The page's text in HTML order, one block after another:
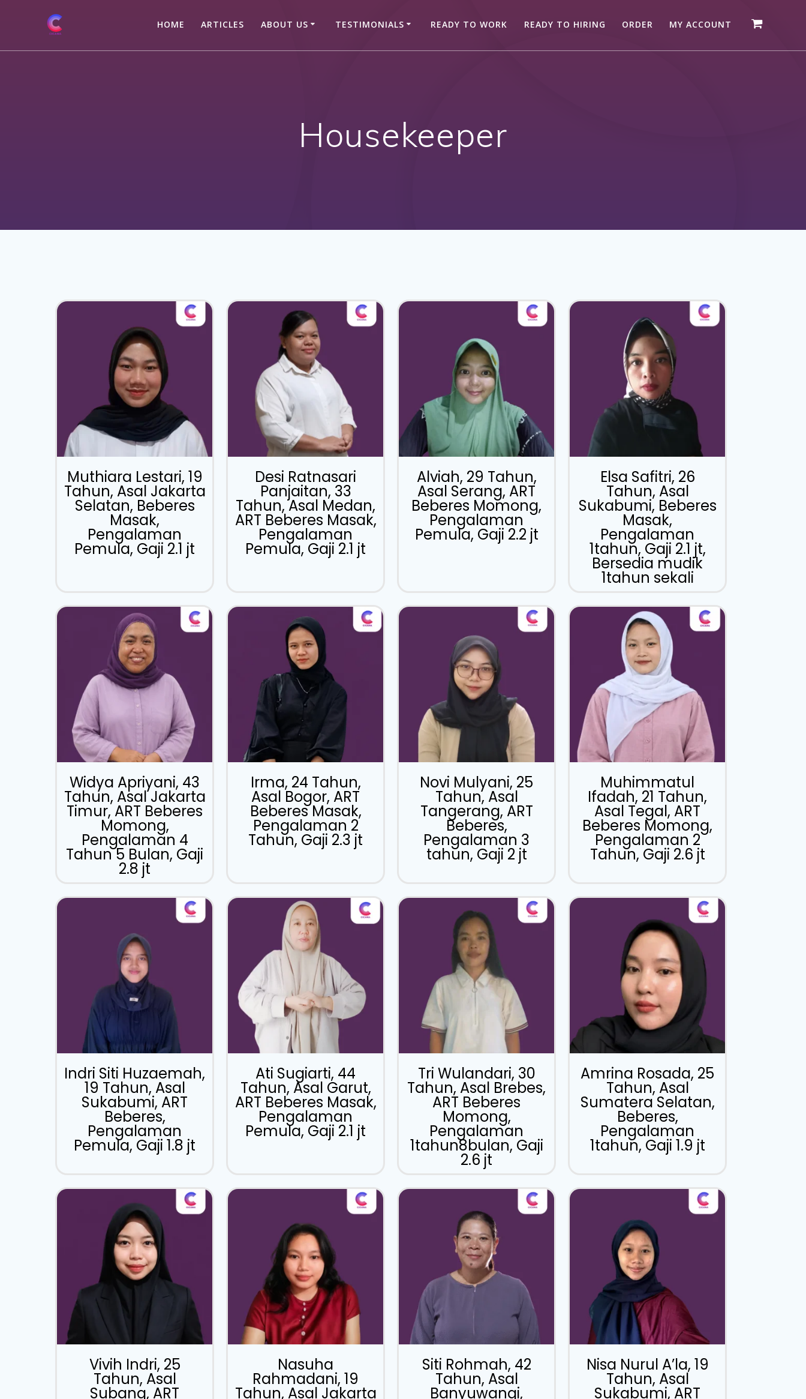
HOME ARTICLES ABOUT US TESTIMONIALS READY TO WORK READY TO HIRING ORDER MY ACCOUNT
Housekeeper
Muthiara Lestari, 19
Tahun, Asal Jakarta
Selatan, Beberes
Masak,
Pengalaman
Pemula, Gaji 2.1 jt
Desi Ratnasari
Panjaitan, 33
Tahun, Asal Medan,
ART Beberes Masak,
Pengalaman
Pemula, Gaji 2.1 jt
Alviah, 29 Tahun,
Asal Serang, ART
Beberes Momong,
Pengalaman
Pemula, Gaji 2.2 jt
Elsa Safitri, 26
Tahun, Asal
Sukabumi, Beberes
Masak,
Pengalaman
1tahun, Gaji 2.1 jt,
Bersedia mudik
1tahun sekali
Widya Apriyani, 43
Tahun, Asal Jakarta
Timur, ART Beberes
Momong,
Pengalaman 4
Tahun 5 Bulan, Gaji
2.8 jt
Irma, 24 Tahun,
Asal Bogor, ART
Beberes Masak,
Pengalaman 2
Tahun, Gaji 2.3 jt
Novi Mulyani, 25
Tahun, Asal
Tangerang, ART
Beberes,
Pengalaman 3
tahun, Gaji 2 jt
Muhimmatul
Ifadah, 21 Tahun,
Asal Tegal, ART
Beberes Momong,
Pengalaman 2
Tahun, Gaji 2.6 jt
Indri Siti Huzaemah,
19 Tahun, Asal
Sukabumi, ART
Beberes,
Pengalaman
Pemula, Gaji 1.8 jt
Ati Sugiarti, 44
Tahun, Asal Garut,
ART Beberes Masak,
Pengalaman
Pemula, Gaji 2.1 jt
Tri Wulandari, 30
Tahun, Asal Brebes,
ART Beberes
Momong,
Pengalaman
1tahun8bulan, Gaji
2.6 jt
Amrina Rosada, 25
Tahun, Asal
Sumatera Selatan,
Beberes,
Pengalaman
1tahun, Gaji 1.9 jt
Vivih Indri, 25
Tahun, Asal
Subang, ART
Nasuha
Rahmadani, 19
Tahun, Asal Jakarta
Siti Rohmah, 42
Tahun, Asal
Banyuwangi,
Nisa Nurul A’la, 19
Tahun, Asal
Sukabumi, ART